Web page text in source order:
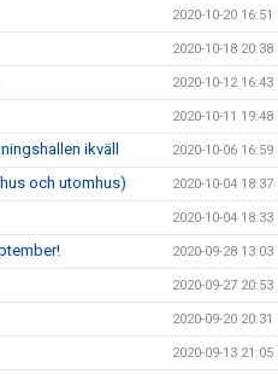
2020-10-20 16:51
2020-10-18 20:38
2020-10-12 16:43
2020-10-11 19:48
ikväll 2020-10-06 16:59
och utomhus) 2020-10-04 18:37
2020-10-04 18:33
2020-09-28 13:03
2020-09-27 20:53
2020-09-20 20:31
2020-09-13 21:05